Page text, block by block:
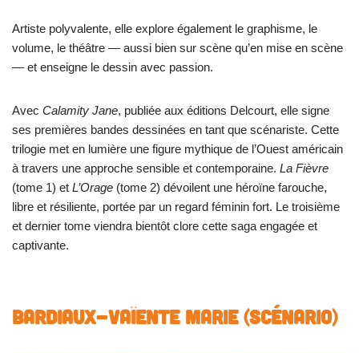
Artiste polyvalente, elle explore également le graphisme, le
volume, le théâtre — aussi bien sur scène qu’en mise en scène
— et enseigne le dessin avec passion.
Avec Calamity Jane, publiée aux éditions Delcourt, elle signe
ses premières bandes dessinées en tant que scénariste. Cette
trilogie met en lumière une figure mythique de l’Ouest américain
à travers une approche sensible et contemporaine. La Fièvre
(tome 1) et L’Orage (tome 2) dévoilent une héroïne farouche,
libre et résiliente, portée par un regard féminin fort. Le troisième
et dernier tome viendra bientôt clore cette saga engagée et
captivante.
BARDIAUX-VAÏENTE Marie (scénario)